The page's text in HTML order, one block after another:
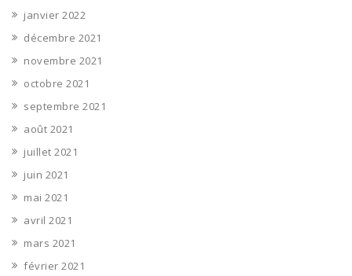
janvier 2022
décembre 2021
novembre 2021
octobre 2021
septembre 2021
août 2021
juillet 2021
juin 2021
mai 2021
avril 2021
mars 2021
février 2021